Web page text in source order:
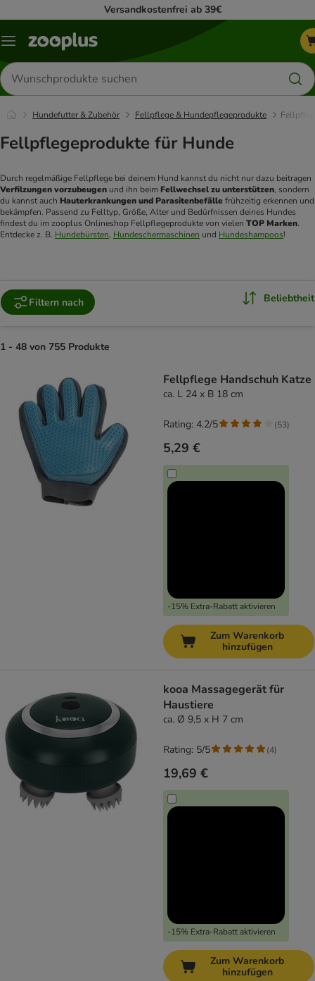
Versandkostenfrei ab 39€
Menü
Produkte
suchen
Hundefutter & Zubehör Fellpflege & Hundepflegeprodukte
Fellpflegeprodukte für Hunde
Verfilzungen vorzubeugen und ihn beim Fellwechsel zu unterstützen, sondern
du kannst auch Hauterkrankungen und Parasitenbefälle frühzeitig erkennen und
bekämpfen. Passend zu Felltyp, Größe, Alter und Bedürfnissen deines Hundes
findest du im zooplus Onlineshop Fellpflegeprodukte von vielen TOP Marken.
Entdecke z. B. Hundebürsten, Hundeschermaschinen und Hundeshampoos!
Filtern nach Beliebtheit
1 - 48 von 755 Produkte
Fellpflege Handschuh Katze
ca. L 24 x B 18 cm
5,29 €
-15% Extra-Rabatt aktivieren
Rating: 4.2/5 (53)
Zum Warenkorb
hinzufügen
kooa Massagegerät für
Haustiere
ca. Ø 9,5 x H 7 cm
19,69 €
-15% Extra-Rabatt aktivieren
Rating: 5/5 (4)
Zum Warenkorb
hinzufügen